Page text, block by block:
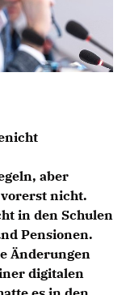
aber
nicht.
in den Schulen
Pensionen.
Änderungen
digitalen